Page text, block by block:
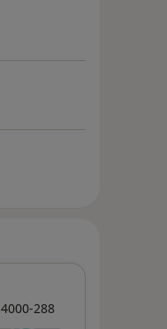
4000-288